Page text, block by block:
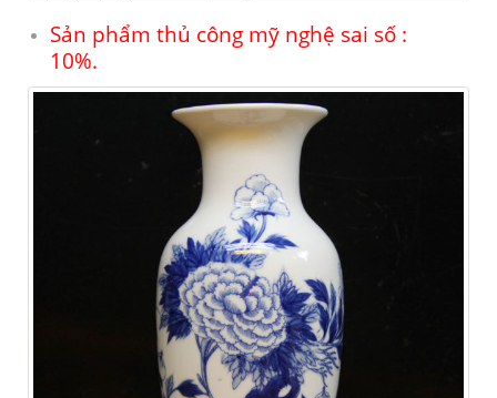
Sản phẩm thủ công mỹ nghệ sai số :
10%.